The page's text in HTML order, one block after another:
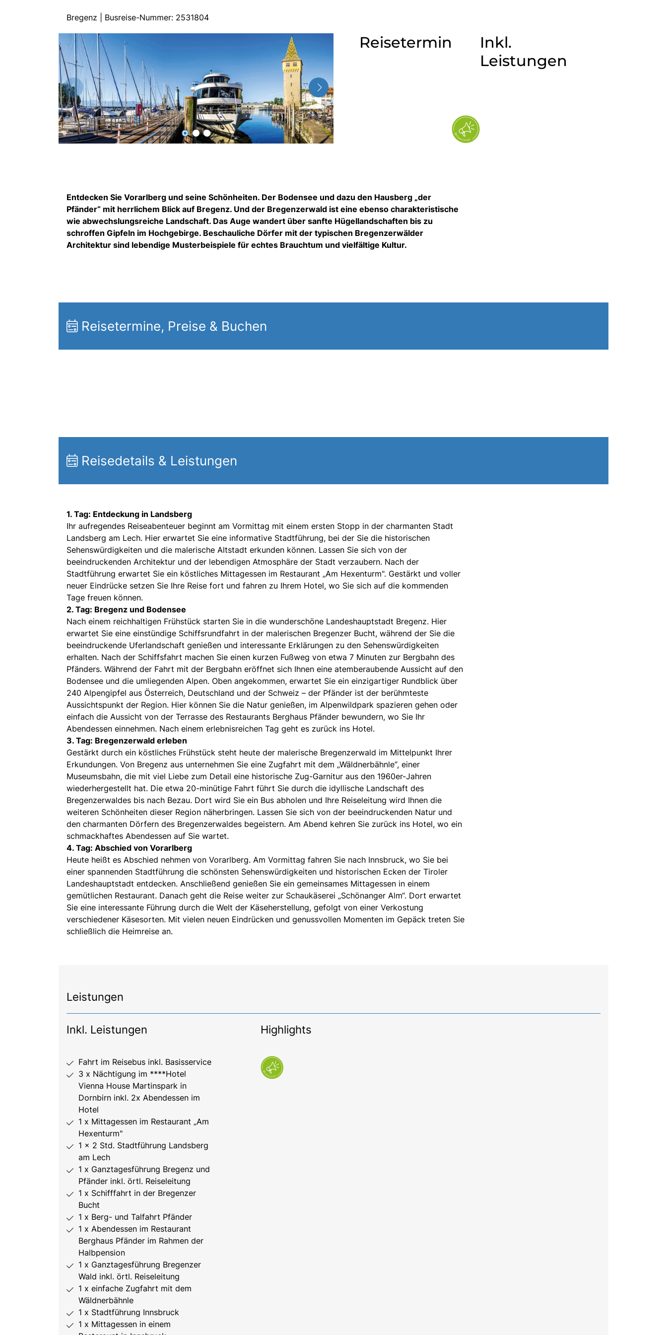
Bregenz | Busreise-Nummer: 2531804
Reisetermin
Inkl.
Leistungen
Entdecken Sie Vorarlberg und seine Schönheiten. Der Bodensee und dazu den Hausberg „der
Pfänder“ mit herrlichem Blick auf Bregenz. Und der Bregenzerwald ist eine ebenso charakteristische
wie abwechslungsreiche Landschaft. Das Auge wandert über sanfte Hügellandschaften bis zu
schroffen Gipfeln im Hochgebirge. Beschauliche Dörfer mit der typischen Bregenzerwälder
Architektur sind lebendige Musterbeispiele für echtes Brauchtum und vielfältige Kultur.
Reisetermine, Preise & Buchen
Reisedetails & Leistungen
1. Tag: Entdeckung in Landsberg
Ihr aufregendes Reiseabenteuer beginnt am Vormittag mit einem ersten Stopp in der charmanten Stadt
Landsberg am Lech. Hier erwartet Sie eine informative Stadtführung, bei der Sie die historischen
Sehenswürdigkeiten und die malerische Altstadt erkunden können. Lassen Sie sich von der
beeindruckenden Architektur und der lebendigen Atmosphäre der Stadt verzaubern. Nach der
Stadtführung erwartet Sie ein köstliches Mittagessen im Restaurant „Am Hexenturm". Gestärkt und voller
neuer Eindrücke setzen Sie Ihre Reise fort und fahren zu Ihrem Hotel, wo Sie sich auf die kommenden
Tage freuen können.
2. Tag: Bregenz und Bodensee
Nach einem reichhaltigen Frühstück starten Sie in die wunderschöne Landeshauptstadt Bregenz. Hier
erwartet Sie eine einstündige Schiffsrundfahrt in der malerischen Bregenzer Bucht, während der Sie die
beeindruckende Uferlandschaft genießen und interessante Erklärungen zu den Sehenswürdigkeiten
erhalten. Nach der Schiffsfahrt machen Sie einen kurzen Fußweg von etwa 7 Minuten zur Bergbahn des
Pfänders. Während der Fahrt mit der Bergbahn eröffnet sich Ihnen eine atemberaubende Aussicht auf den
Bodensee und die umliegenden Alpen. Oben angekommen, erwartet Sie ein einzigartiger Rundblick über
240 Alpengipfel aus Österreich, Deutschland und der Schweiz – der Pfänder ist der berühmteste
Aussichtspunkt der Region. Hier können Sie die Natur genießen, im Alpenwildpark spazieren gehen oder
einfach die Aussicht von der Terrasse des Restaurants Berghaus Pfänder bewundern, wo Sie Ihr
Abendessen einnehmen. Nach einem erlebnisreichen Tag geht es zurück ins Hotel.
3. Tag: Bregenzerwald erleben
Gestärkt durch ein köstliches Frühstück steht heute der malerische Bregenzerwald im Mittelpunkt Ihrer
Erkundungen. Von Bregenz aus unternehmen Sie eine Zugfahrt mit dem „Wäldnerbähnle“, einer
Museumsbahn, die mit viel Liebe zum Detail eine historische Zug-Garnitur aus den 1960er-Jahren
wiederhergestellt hat. Die etwa 20-minütige Fahrt führt Sie durch die idyllische Landschaft des
Bregenzerwaldes bis nach Bezau. Dort wird Sie ein Bus abholen und Ihre Reiseleitung wird Ihnen die
weiteren Schönheiten dieser Region näherbringen. Lassen Sie sich von der beeindruckenden Natur und
den charmanten Dörfern des Bregenzerwaldes begeistern. Am Abend kehren Sie zurück ins Hotel, wo ein
schmackhaftes Abendessen auf Sie wartet.
4. Tag: Abschied von Vorarlberg
Heute heißt es Abschied nehmen von Vorarlberg. Am Vormittag fahren Sie nach Innsbruck, wo Sie bei
einer spannenden Stadtführung die schönsten Sehenswürdigkeiten und historischen Ecken der Tiroler
Landeshauptstadt entdecken. Anschließend genießen Sie ein gemeinsames Mittagessen in einem
gemütlichen Restaurant. Danach geht die Reise weiter zur Schaukäserei „Schönanger Alm“. Dort erwartet
Sie eine interessante Führung durch die Welt der Käseherstellung, gefolgt von einer Verkostung
verschiedener Käsesorten. Mit vielen neuen Eindrücken und genussvollen Momenten im Gepäck treten Sie
schließlich die Heimreise an.
Leistungen
Inkl. Leistungen
Fahrt im Reisebus inkl. Basisservice
3 x Nächtigung im ****Hotel
Vienna House Martinspark in
Dornbirn inkl. 2x Abendessen im
Hotel
1 x Mittagessen im Restaurant „Am
Hexenturm"
1 x 2 Std. Stadtführung Landsberg
am Lech
1 x Ganztagesführung Bregenz und
Pfänder inkl. örtl. Reiseleitung
1 x Schifffahrt in der Bregenzer
Bucht
1 x Berg- und Talfahrt Pfänder
1 x Abendessen im Restaurant
Berghaus Pfänder im Rahmen der
Halbpension
1 x Ganztagesführung Bregenzer
Wald inkl. örtl. Reiseleitung
1 x einfache Zugfahrt mit dem
Wäldnerbähnle
1 x Stadtführung Innsbruck
1 x Mittagessen in einem
Highlights